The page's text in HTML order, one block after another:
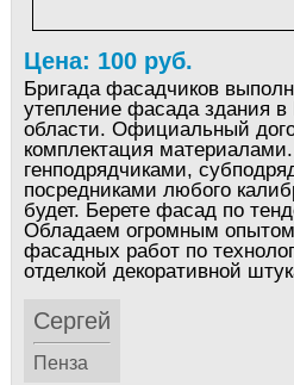
Цена: 100 руб.
Бригада фасадчиков
утепление фасада здания в
области. Официальный
комплектация
генподрядчиками,
посредниками любого
будет. Берете фасад по
Обладаем огромным
фасадных работ по
отделкой декоративной
Сергей
Пенза